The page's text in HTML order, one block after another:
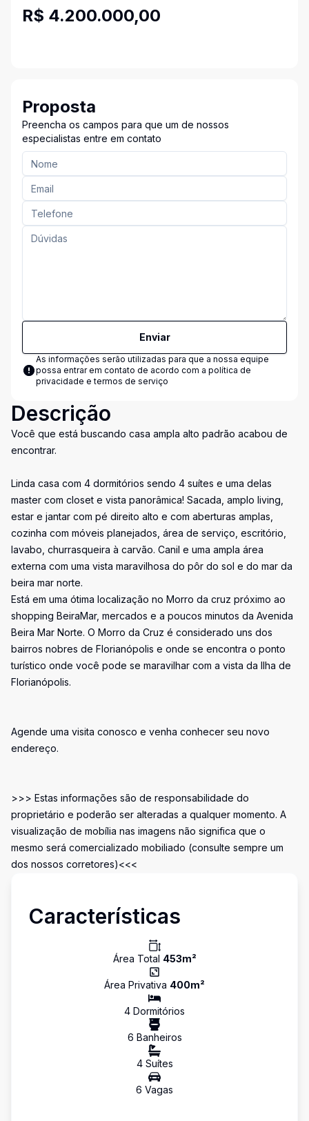
R$ 4.200.000,00
Proposta
Preencha os campos para que um de nossos
especialistas entre em contato
Enviar
As informações serão utilizadas para que a nossa equipe
possa entrar em contato de acordo com a política de
privacidade e termos de serviço
Descrição
Você que está buscando casa ampla alto padrão acabou de
encontrar.
Linda casa com 4 dormitórios sendo 4 suítes e uma delas
master com closet e vista panorâmica! Sacada, amplo living,
estar e jantar com pé direito alto e com aberturas amplas,
cozinha com móveis planejados, área de serviço, escritório,
lavabo, churrasqueira à carvão. Canil e uma ampla área
externa com uma vista maravilhosa do pôr do sol e do mar da
beira mar norte.
Está em uma ótima localização no Morro da cruz próximo ao
shopping BeiraMar, mercados e a poucos minutos da Avenida
Beira Mar Norte. O Morro da Cruz é considerado uns dos
bairros nobres de Florianópolis e onde se encontra o ponto
turístico onde você pode se maravilhar com a vista da Ilha de
Florianópolis.
Agende uma visita conosco e venha conhecer seu novo
endereço.
>>> Estas informações são de responsabilidade do
proprietário e poderão ser alteradas a qualquer momento. A
visualização de mobília nas imagens não significa que o
mesmo será comercializado mobiliado (consulte sempre um
dos nossos corretores)<<<
Características
Área Total 453m²
Área Privativa 400m²
4 Dormitórios
6 Banheiros
4Suítes
6 Vagas